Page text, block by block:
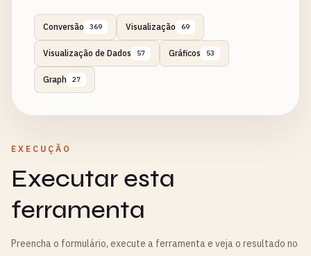
Conversão 369 Visualização 69
Visualização de Dados 57 Gráficos 53
Graph 27
EXECUÇÃO
Executar esta
ferramenta
Preencha o formulário, execute a ferramenta e veja o resultado no